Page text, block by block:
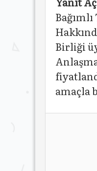
Birliği
amaçla